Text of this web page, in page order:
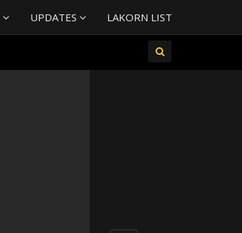
UPDATES LAKORN LIST